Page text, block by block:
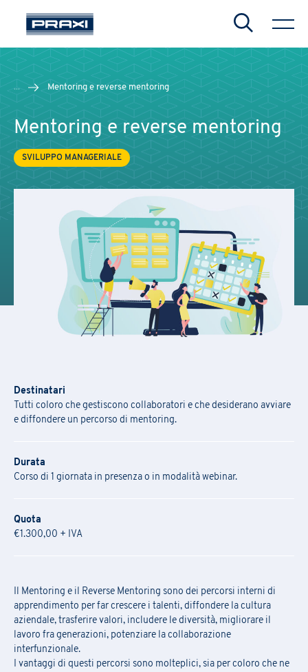
Search
... Mentoring e reverse mentoring
Mentoring e reverse mentoring
SVILUPPO MANAGERIALE
Destinatari
Tutti coloro che gestiscono collaboratori e che desiderano avviare
e diffondere un percorso di mentoring.
Durata
Corso di 1 giornata in presenza o in modalità webinar.
Quota
€1.300,00 + IVA
Il Mentoring e il Reverse Mentoring sono dei percorsi interni di
apprendimento per far crescere i talenti, diffondere la cultura
aziendale, trasferire valori, includere le diversità, migliorare il
lavoro fra generazioni, potenziare la collaborazione
interfunzionale.
I vantaggi di questi percorsi sono molteplici, sia per coloro che ne